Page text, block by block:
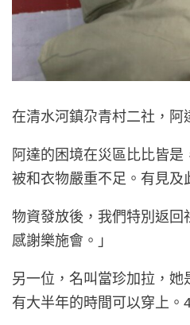
在清水河鎮尕青村二社，阿
阿達的困境在災區比比皆
被和衣物嚴重不足。有見及
物資發放後，我們特別返
感謝樂施會。」
另一位，名叫當珍加拉，
有大半年的時間可以穿上。